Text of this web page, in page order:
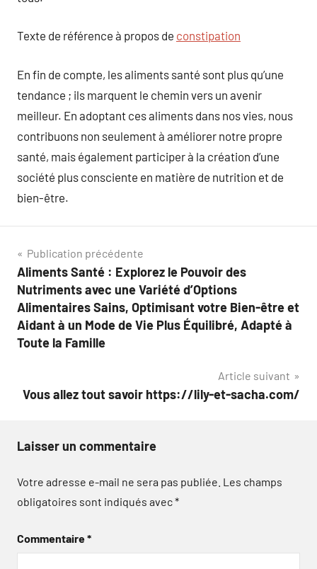
Texte de référence à propos de constipation
En fin de compte, les aliments santé sont plus qu’une
tendance ; ils marquent le chemin vers un avenir
meilleur. En adoptant ces aliments dans nos vies, nous
contribuons non seulement à améliorer notre propre
santé, mais également participer à la création d’une
société plus consciente en matière de nutrition et de
bien-être.
Navigation
de
l’article
Publication précédente
Aliments Santé : Explorez le Pouvoir des
Nutriments avec une Variété d’Options
Alimentaires Sains, Optimisant votre Bien-être et
Aidant à un Mode de Vie Plus Équilibré, Adapté à
Toute la Famille
Article suivant
Vous allez tout savoir https://lily-et-sacha.com/
Laisser un commentaire
Votre adresse e-mail ne sera pas publiée. Les champs
obligatoires sont indiqués avec*
Commentaire*